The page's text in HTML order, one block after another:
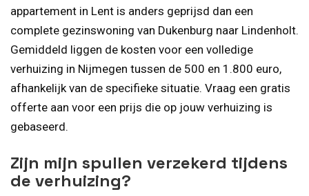
appartement in Lent is anders geprijsd dan een
complete gezinswoning van Dukenburg naar Lindenholt.
Gemiddeld liggen de kosten voor een volledige
verhuizing in Nijmegen tussen de 500 en 1.800 euro,
afhankelijk van de specifieke situatie. Vraag een gratis
offerte aan voor een prijs die op jouw verhuizing is
gebaseerd.
Zijn mijn spullen verzekerd tijdens
de verhuizing?